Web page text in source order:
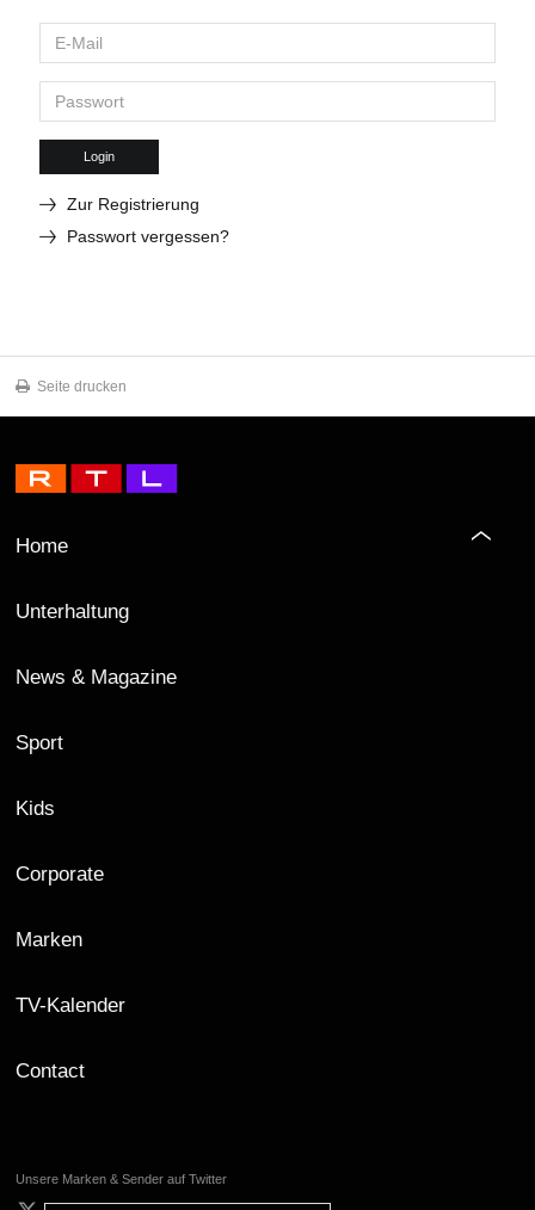
Login
Zur Registrierung
Passwort vergessen?
Seite drucken
Home
Unterhaltung
News & Magazine
Sport
Kids
Corporate
Marken
TV-Kalender
Contact
Unsere Marken & Sender auf Twitter